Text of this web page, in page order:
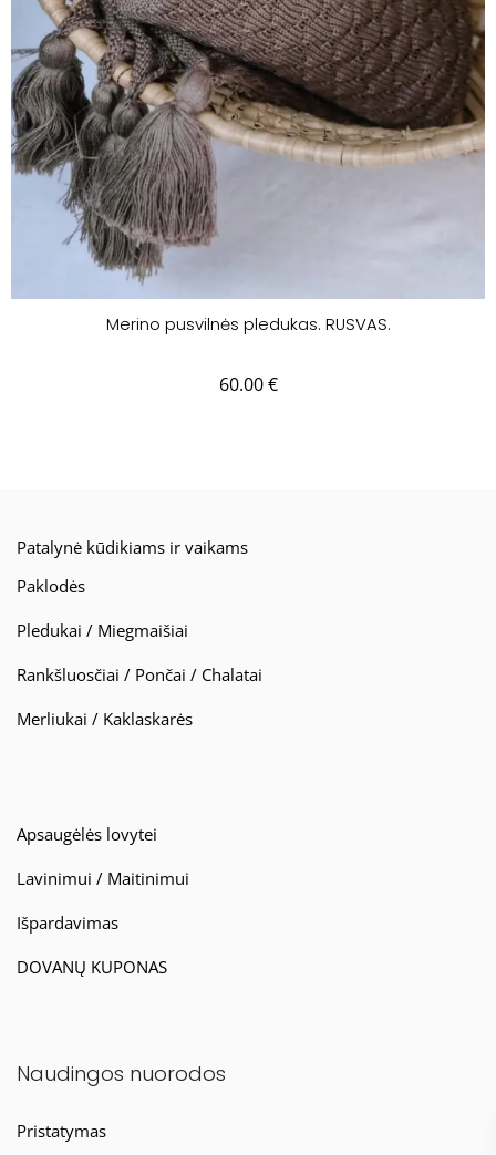
Merino pusvilnės pledukas. RUSVAS.
60.00€
Patalynė kūdikiams ir vaikams
Paklodės
Pledukai / Miegmaišiai
Rankšluosčiai / Pončai / Chalatai
Merliukai / Kaklaskarės
Apsaugėlės lovytei
Lavinimui / Maitinimui
Išpardavimas
DOVANŲ KUPONAS
Naudingos nuorodos
Pristatymas